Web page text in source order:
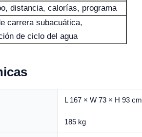
distancia, calorías, programa
carrera subacuática,
de ciclo del agua
L 167 × W 73 × H 93 cm
185 kg